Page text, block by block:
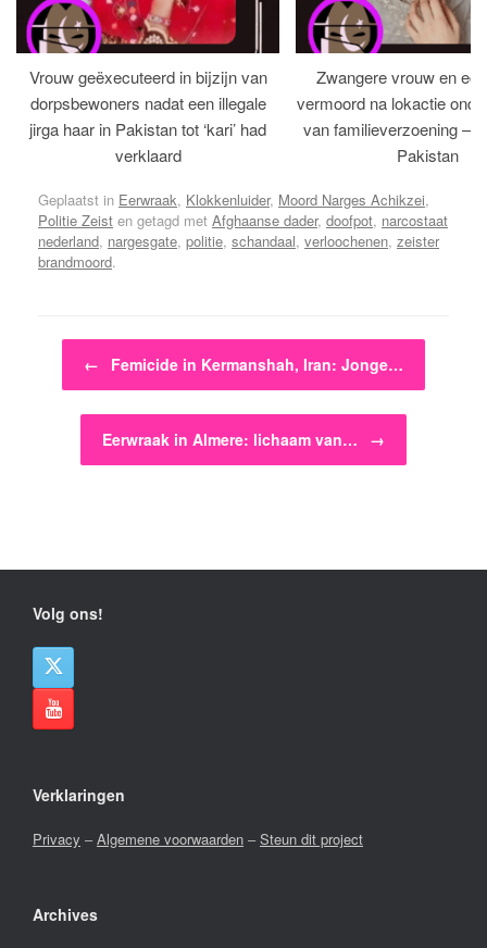
Vrouw geëxecuteerd in bijzijn van
dorpsbewoners nadat een illegale
jirga haar in Pakistan tot ‘kari’ had
verklaard
Zwangere vrouw en
vermoord na lokactie
van familieverzoening –
Pakistan
Geplaatst in Eerwraak, Klokkenluider, Moord Narges Achikzei,
Politie Zeist en getagd met Afghaanse dader, doofpot, narcostaat
nederland, nargesgate, politie, schandaal, verloochenen, zeister
brandmoord.
← Femicide in Kermanshah, Iran: Jonge…
Eerwraak in Almere: lichaam van… →
Volg ons!
Verklaringen
Privacy –Algemene voorwaarden –Steun dit project
Archives